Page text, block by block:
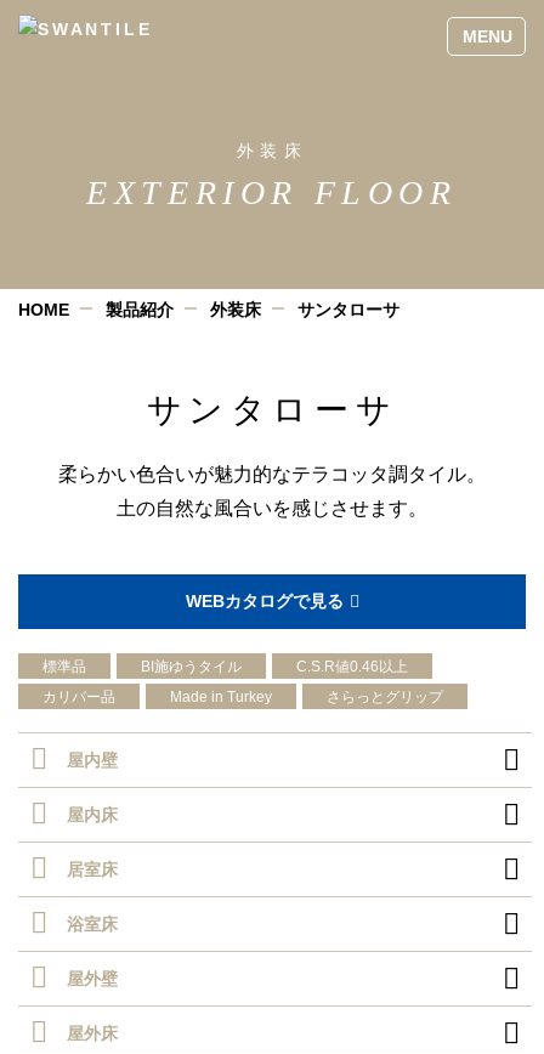
外装床
EXTERIOR FLOOR
HOME 製品紹介 外装床 サンタローサ
サンタローサ
柔らかい色合いが魅力的なテラコッタ調タイル。
土の自然な風合いを感じさせます。
WEBカタログで見る
標準品 BI施ゆうタイル
C.S.R値0.46以上
カリバー品
Made in Turkey さらっとグリップ
屋内壁 
屋内床 
居室床 
浴室床 
屋外壁 
屋外床 